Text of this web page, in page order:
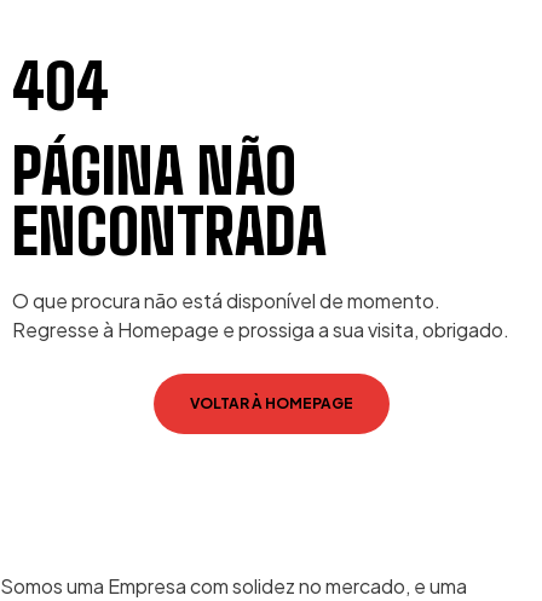
404
PÁGINA NÃO
ENCONTRADA
O que procura não está disponível de momento.
Regresse à Homepage e prossiga a sua visita, obrigado.
VOLTAR À HOMEPAGE
Somos uma Empresa com solidez no mercado, e uma